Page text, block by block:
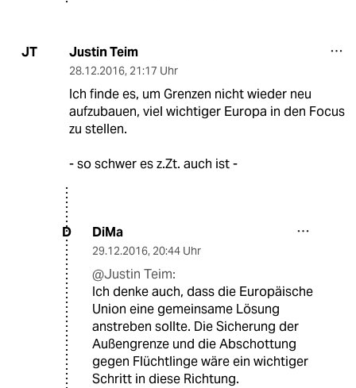
JT Justin Teim
28.12.2016, 21:17 Uhr
Ich finde es, um Grenzen nicht wieder neu
aufzubauen, viel wichtiger Europa in den Focus
zu stellen.
- so schwer es z.Zt. auch ist -
D DiMa
29.12.2016, 20:44 Uhr
@Justin Teim:
Ich denke auch, dass die Europäische
Union eine gemeinsame Lösung
anstreben sollte. Die Sicherung der
Außengrenze und die Abschottung
gegen Flüchtlinge wäre ein wichtiger
Schritt in diese Richtung.